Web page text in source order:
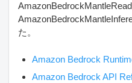
た。
Amazon Bedrock
Amazon Bedrock API